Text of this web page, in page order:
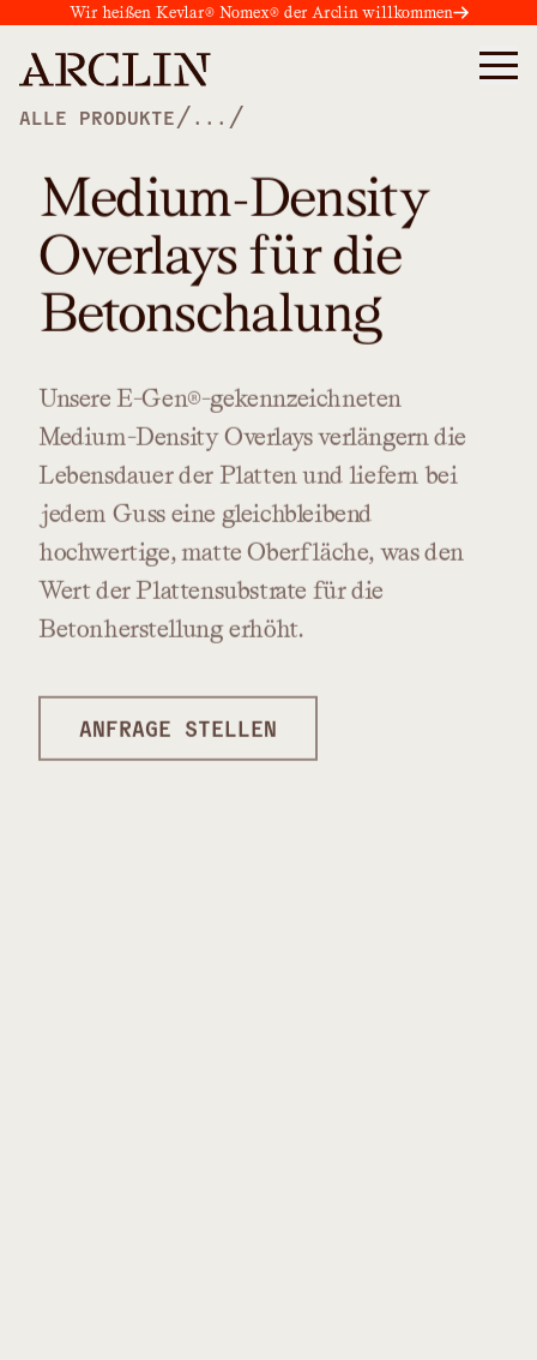
Wir heißen Kevlar® Nomex® der Arclin willkommen
ALLE PRODUKTE / ... /
Medium-Density
Overlays für die
Betonschalung
Unsere E-Gen®-gekennzeichneten
Medium-DensityOverlaysverlängern die
Lebensdauerder Platten und liefern bei
jedem Guss eine gleichbleibend
hochwertige, matte Oberfläche, wasden
Wertder Plattensubstrate fürdie
Betonherstellungerhöht.
ANFRAGE STELLEN